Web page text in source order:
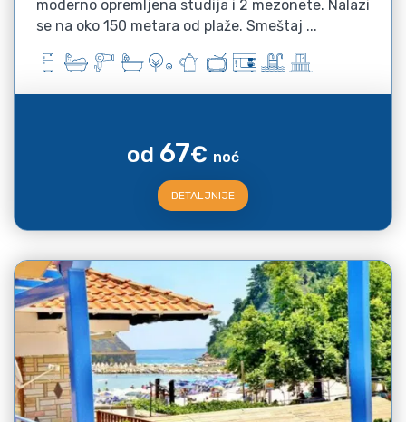
moderno opremljena studija i 2 mezonete. Nalazi
se na oko 150 metara od plaže. Smeštaj ...
od 67€ noć
DETALJNIJE